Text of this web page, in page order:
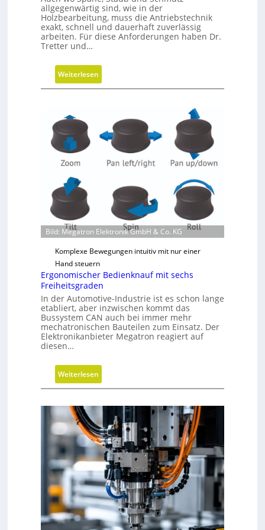
allgegenwärtig sind, wie in der
Holzbearbeitung, muss die Antriebstechnik
exakt, schnell und dauerhaft zuverlässig
arbeiten. Für diese Anforderungen haben Dr.
Tretter und…
Weiterlesen:
G
r
n
h
t
g
e
s
c
i
f
e
n
Bild: Megatron Elektronik GmbH & Co. KG
Komplexe Bewegungen intuitiv mit nur einer
Hand steuern
Ergonomischer Bedienknauf mit sechs
Freiheitsgraden
In der Automotive-Industrie ist es schon lange
etabliert, aber inzwischen kommt das
Bussystem CAN auch bei immer mehr
mechatronischen Bauteilen zum Einsatz. Der
Elektronikanbieter Megatron reagiert auf
diesen…
Weiterlesen:
E
o
n
o
m
i
s
c
h
e